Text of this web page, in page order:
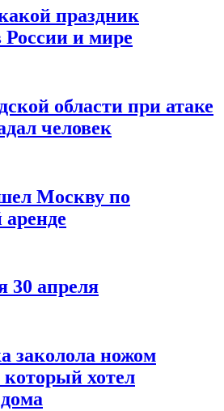
праздник
России и мире
области при атаке
человек
Москву по
аренде
30 апреля
заколола ножом
хотел